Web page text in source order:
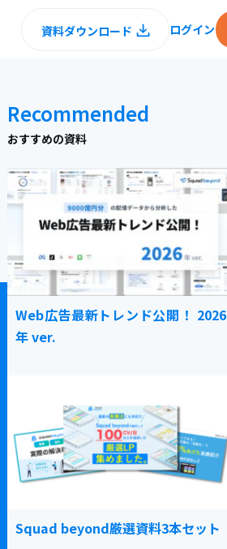
資料ダウンロード ログイン
Recommended
おすすめの資料
Web広告最新トレンド公開！ 2026
年 ver.
Squad beyond厳選資料3本セット